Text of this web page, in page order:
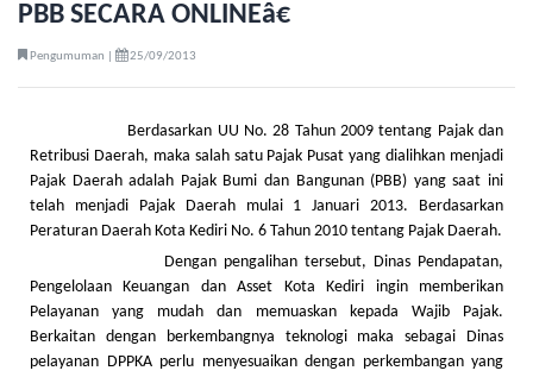
PBB SECARA ONLINEâ€
Pengumuman | 25/09/2013
Berdasarkan UU No. 28 Tahun 2009 tentang Pajak dan
Retribusi Daerah, maka salah satu Pajak Pusat yang dialihkan menjadi
Pajak Daerah adalah Pajak Bumi dan Bangunan (PBB) yang saat ini
telah menjadi Pajak Daerah mulai 1 Januari 2013. Berdasarkan
Peraturan Daerah Kota Kediri No. 6 Tahun 2010 tentang Pajak Daerah.
Dengan pengalihan tersebut, Dinas Pendapatan,
Pengelolaan Keuangan dan Asset Kota Kediri ingin memberikan
Pelayanan yang mudah dan memuaskan kepada Wajib Pajak.
Berkaitan dengan berkembangnya teknologi maka sebagai Dinas
pelayanan DPPKA perlu menyesuaikan dengan perkembangan yang